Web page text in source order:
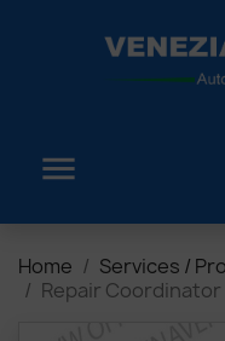

Home Services /
Repair Coordinator